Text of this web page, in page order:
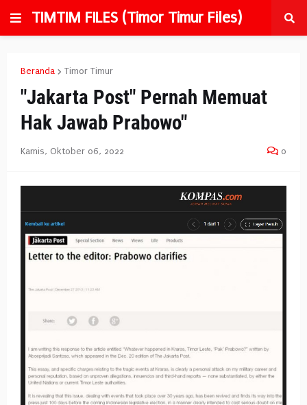
TIMTIM FILES (Timor Timur Files)
Beranda Timor Timur
"Jakarta Post" Pernah Memuat
Hak Jawab Prabowo"
Kamis, Oktober 06, 2022 0